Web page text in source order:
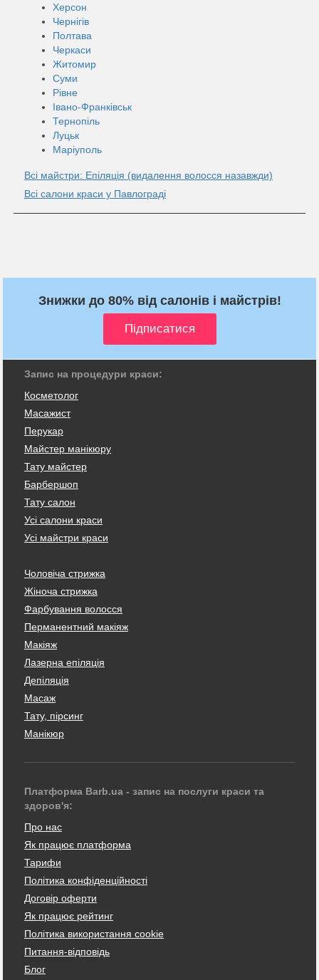
Херсон
Чернігів
Полтава
Черкаси
Житомир
Суми
Рівне
Івано-Франківськ
Тернопіль
Луцьк
Маріуполь
Всі майстри: Епіляція (видалення волосся назавжди)
Всі салони краси у Павлограді
Знижки до 80% від салонів і майстрів!
Запис на процедури краси:
Косметолог
Масажист
Перукар
Майстер манікюру
Тату майстер
Барбершоп
Тату салон
Усі салони краси
Усі майстри краси
Чоловіча стрижка
Жіноча стрижка
Фарбування волосся
Перманентний макіяж
Макіяж
Лазерна епіляція
Депіляція
Масаж
Тату, пірсинг
Манікюр
Платформа Barb.ua - запис на послуги краси та
здоров'я:
Про нас
Як працює платформа
Тарифи
Політика конфіденційності
Договір оферти
Як працює рейтинг
Політика використання cookie
Питання-відповідь
Блог